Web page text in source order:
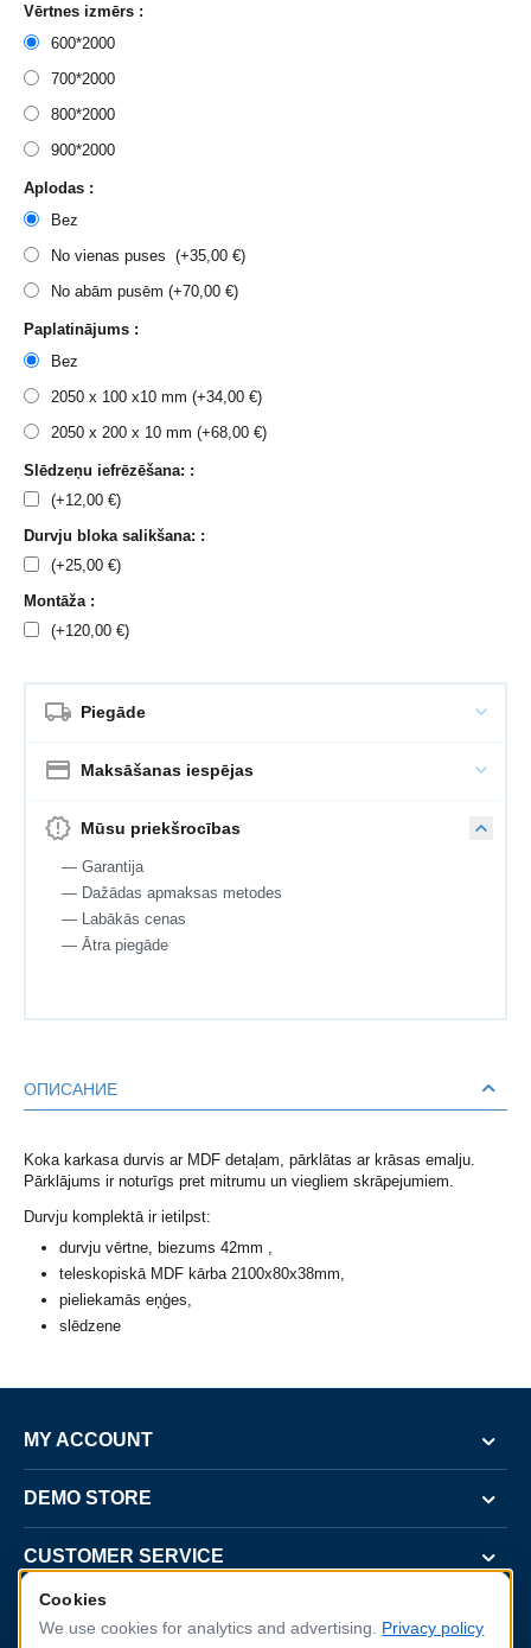
Vērtnes izmērs :
600*2000
700*2000
800*2000
900*2000
Aplodas :
Bez
No vienas puses (+35,00 €)
No abām pusēm (+70,00 €)
Paplatinājums :
Bez
2050 x 100 x10 mm (+34,00 €)
2050 x 200 x 10 mm (+68,00 €)
Slēdzeņu iefrēzēšana: :
(+12,00 €)
Durvju bloka salikšana: :
(+25,00 €)
Montāža :
(+120,00 €)
Piegāde
Maksāšanas iespējas
Mūsu priekšrocības
— Garantija
— Dažādas apmaksas metodes
— Labākās cenas
— Ātra piegāde
ОПИСАНИЕ
Koka karkasa durvis ar MDF detaļam, pārklātas ar krāsas emalju.
Pārklājums ir noturīgs pret mitrumu un viegliem skrāpejumiem.
Durvju komplektā ir ietilpst:
durvju vērtne, biezums 42mm ,
teleskopiskā MDF kārba 2100x80x38mm,
pieliekamās eņģes,
slēdzene
MY ACCOUNT
DEMO STORE
CUSTOMER SERVICE
Cookies
We use cookies for analytics and advertising. Privacy policy